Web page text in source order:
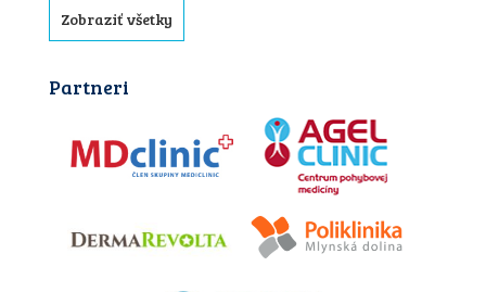
Zobraziť všetky
Partneri